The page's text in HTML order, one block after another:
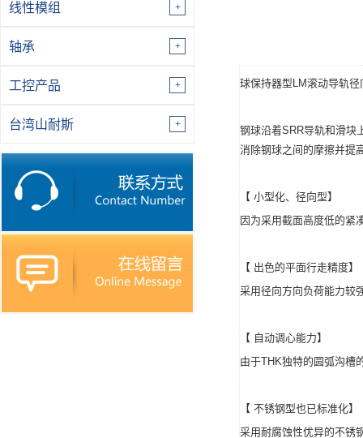
线性模组
轴承
工控产品
台湾山耐斯
球保持器型LM滚动导轨
钢球沿着SRR导轨和滑块
消除钢球之间的摩擦并提
【 小型化、径向型】
因为采用截面高度低的紧
【 出色的平面行走精度】
采用径向方向负荷能力较
【 自动调心能力】
由于THK独特的圆弧沟槽
【 不锈钢型也已标准化】
采用耐腐蚀性优异的不锈